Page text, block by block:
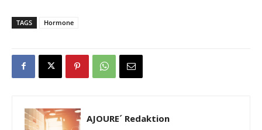
TAGS Hormone
AJOURE´ Redaktion